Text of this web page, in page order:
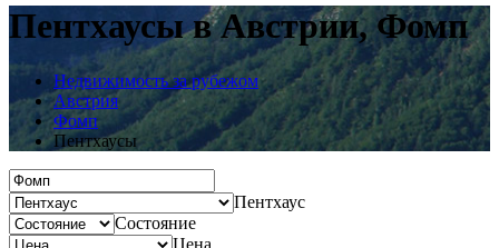
Пентхаусы в Австрии, Фомп
Недвижимость за рубежом
Австрия
Фомп
Пентхаусы
Пентхаус
Состояние
Цена